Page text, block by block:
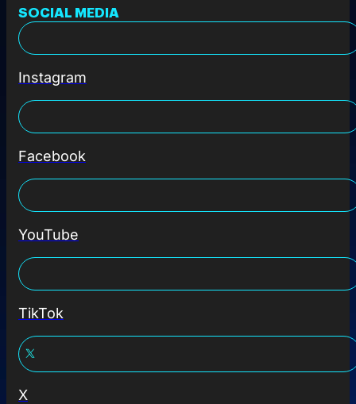
SOCIAL MEDIA
Instagram
Facebook
YouTube
TikTok
X